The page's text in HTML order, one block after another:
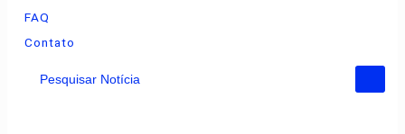
FAQ
Contato
Pesquisar Notícia